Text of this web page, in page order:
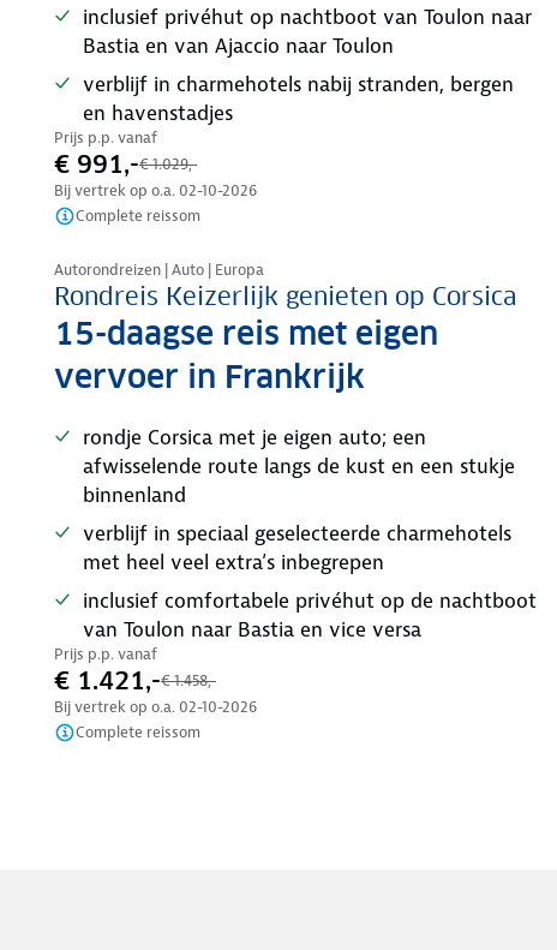
inclusief privéhut op nachtboot van Toulon naar
Bastia en van Ajaccio naar Toulon
verblijf in charmehotels nabij stranden, bergen
en havenstadjes
Prijs p.p. vanaf
€ 991,-€ 1.029,-
Bij vertrek op o.a. 02-10-2026
Complete reissom
Autorondreizen | Auto | Europa
Rondreis Keizerlijk genieten op Corsica
15-daagse reis met eigen
vervoer in Frankrijk
rondje Corsica met je eigen auto; een
afwisselende route langs de kust en een stukje
binnenland
verblijf in speciaal geselecteerde charmehotels
met heel veel extra’s inbegrepen
inclusief comfortabele privéhut op de nachtboot
van Toulon naar Bastia en vice versa
Prijs p.p. vanaf
€ 1.421,-€ 1.458,-
Bij vertrek op o.a. 02-10-2026
Complete reissom